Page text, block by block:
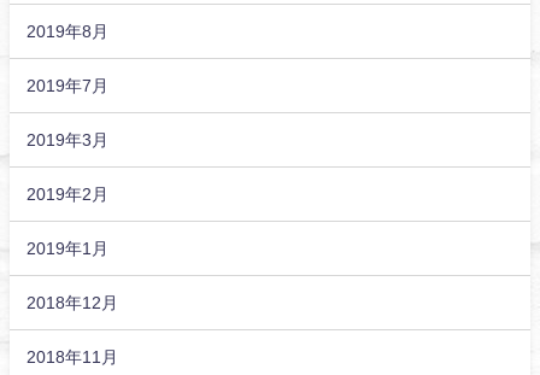
2019年8月
2019年7月
2019年3月
2019年2月
2019年1月
2018年12月
2018年11月